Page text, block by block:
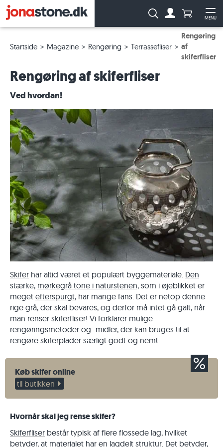
MENU
Søg: Antal
Startside Magazine Rengøring Terrassefliser
Rengøring
af
skiferfliser
Rengøring af skiferfliser
Ved hvordan!
Skifer har altid været et populært byggemateriale. Den
stærke, mørkegrå tone i naturstenen, som i øjeblikket er
meget efterspurgt, har mange fans. Det er netop denne
rige grå, der skal bevares, og derfor må intet gå galt, når
man renser skiferfliser! Vi forklarer mulige
rengøringsmetoder og -midler, der kan bruges til at
rengøre skiferplader særligt godt og nemt.
Køb skifer online
til butikken
Hvornår skal jeg rense skifer?
Skiferfliser består typisk af flere flossede lag, hvilket
betyder, at materialet har en lagdelt struktur. Det betyder,